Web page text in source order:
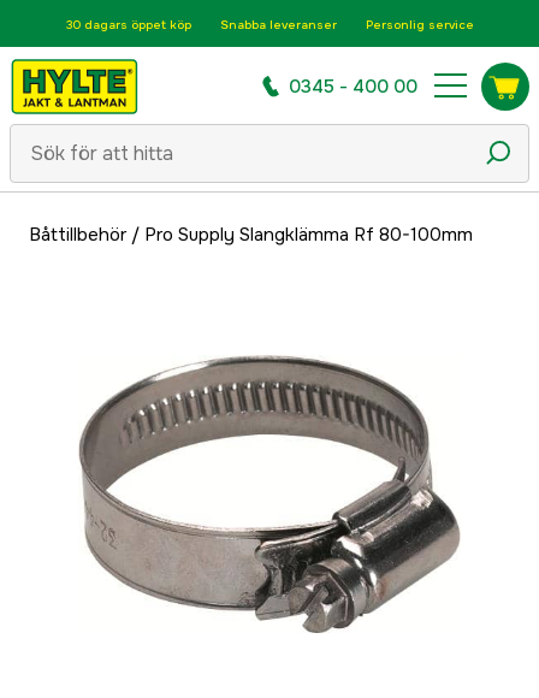
30 dagars öppet köp Snabba leveranser Personlig service
0345 - 400 00
Båttillbehör/ Pro Supply Slangklämma Rf 80-100mm